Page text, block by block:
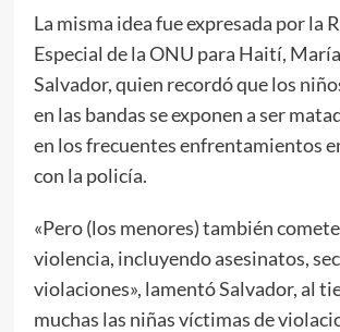
La misma idea fue expresada por la
Especial de la ONU para Haití,
Salvador, quien recordó que los
en las bandas se exponen a ser
en los frecuentes enfrentamientos
con la policía.
«Pero (los menores) también
violencia, incluyendo asesinatos,
violaciones», lamentó Salvador, al
muchas las niñas víctimas de